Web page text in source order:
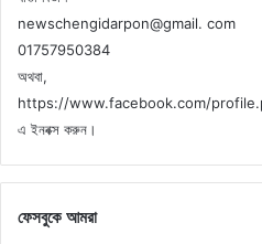
newschengidarpon@gmail. com
01757950384
অথবা,
https://www.facebook.com/
এ ইনবক্স করুন।
ফেসবুকে আমরা